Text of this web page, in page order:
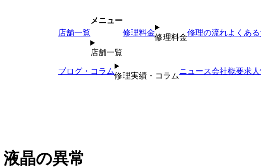
店舗一覧
メニュー
店舗一覧
修理料金
修理料金
修理の流れよくあ
ブログ・コラム
修理実績・コラム
ニュース会社概要求
液晶の異常